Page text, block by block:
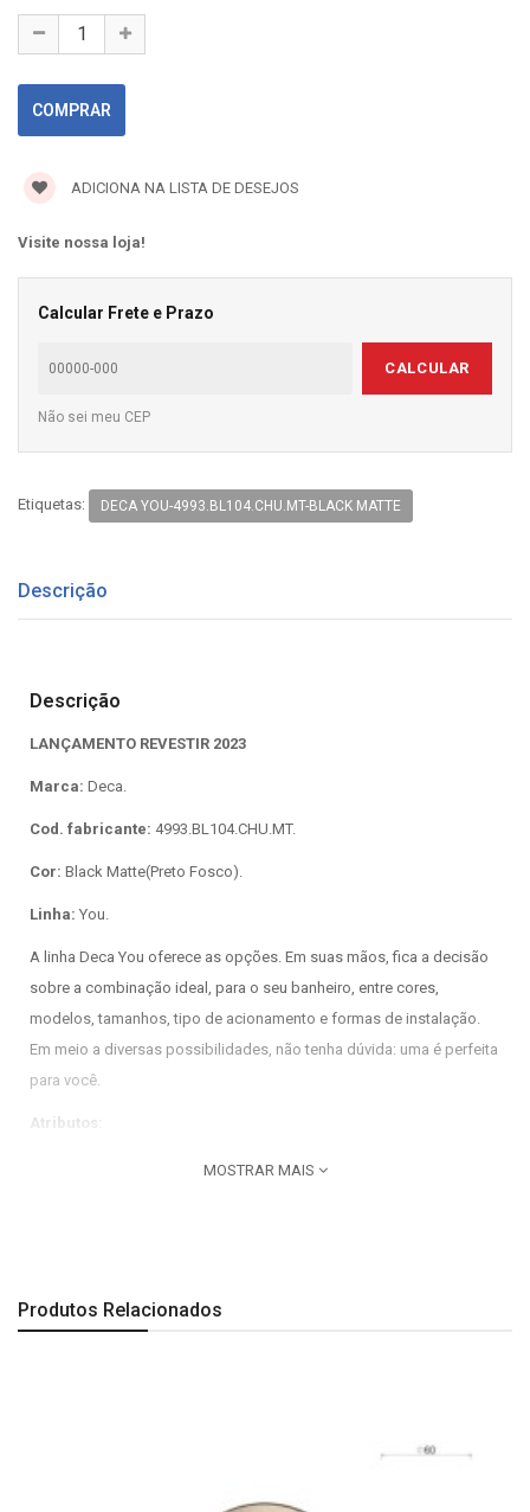
ADICIONA NA LISTA DE DESEJOS
Visite nossa loja!
Calcular Frete e Prazo
CALCULAR
Não sei meu CEP
Etiquetas: DECA YOU-4993.BL104.CHU.MT-BLACK MATTE
Descrição
Descrição
LANÇAMENTO REVESTIR 2023
Marca: Deca.
Cod. fabricante: 4993.BL104.CHU.MT.
Cor: Black Matte(Preto Fosco).
Linha: You.
A linha Deca You oferece as opções. Em suas mãos, fica a decisão
sobre a combinação ideal, para o seu banheiro, entre cores,
modelos, tamanhos, tipo de acionamento e formas de instalação.
Em meio a diversas possibilidades, não tenha dúvida: uma é perfeita
para você.
Atributos:
Linha do produto: Deca You.
Observação:
MOSTRAR MAIS
Produtos Relacionados